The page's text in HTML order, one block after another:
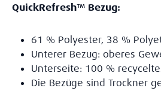
QuickRefresh™ Bezug:
61 % Polyester, 38 %
Unterer Bezug: oberes
Unterseite: 100 %
Die Bezüge sind Trockner